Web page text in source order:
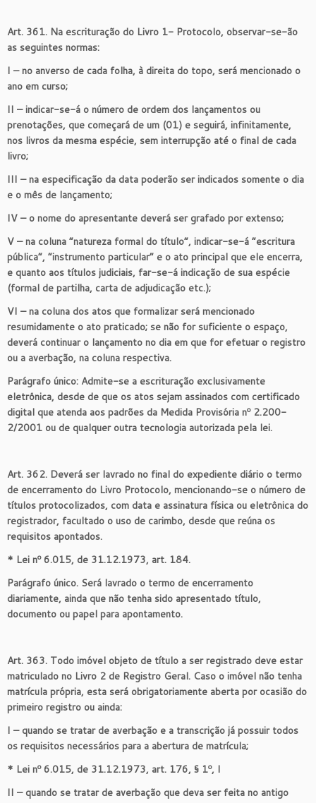
Art. 361. Na escrituração do Livro 1- Protocolo, observar-se-ão
as seguintes normas:
I – no anverso de cada folha, à direita do topo, será mencionado o
ano em curso;
II – indicar-se-á o número de ordem dos lançamentos ou
prenotações, que começará de um (01) e seguirá, infinitamente,
nos livros da mesma espécie, sem interrupção até o final de cada
livro;
III – na especificação da data poderão ser indicados somente o dia
e o mês de lançamento;
IV – o nome do apresentante deverá ser grafado por extenso;
V – na coluna “natureza formal do título”, indicar-se-á “escritura
pública”, “instrumento particular” e o ato principal que ele encerra,
e quanto aos títulos judiciais, far-se-á indicação de sua espécie
(formal de partilha, carta de adjudicação etc.);
VI – na coluna dos atos que formalizar será mencionado
resumidamente o ato praticado; se não for suficiente o espaço,
deverá continuar o lançamento no dia em que for efetuar o registro
ou a averbação, na coluna respectiva.
Parágrafo único: Admite-se a escrituração exclusivamente
eletrônica, desde de que os atos sejam assinados com certificado
digital que atenda aos padrões da Medida Provisória nº 2.200-
2/2001 ou de qualquer outra tecnologia autorizada pela lei.
Art. 362. Deverá ser lavrado no final do expediente diário o termo
de encerramento do Livro Protocolo, mencionando-se o número de
títulos protocolizados, com data e assinatura física ou eletrônica do
registrador, facultado o uso de carimbo, desde que reúna os
requisitos apontados.
* Lei nº 6.015, de 31.12.1973, art. 184.
Parágrafo único. Será lavrado o termo de encerramento
diariamente, ainda que não tenha sido apresentado título,
documento ou papel para apontamento.
Art. 363. Todo imóvel objeto de título a ser registrado deve estar
matriculado no Livro 2 de Registro Geral. Caso o imóvel não tenha
matrícula própria, esta será obrigatoriamente aberta por ocasião do
primeiro registro ou ainda:
I – quando se tratar de averbação e a transcrição já possuir todos
os requisitos necessários para a abertura de matrícula;
* Lei nº 6.015, de 31.12.1973, art. 176, § 1º, I
II – quando se tratar de averbação que deva ser feita no antigo